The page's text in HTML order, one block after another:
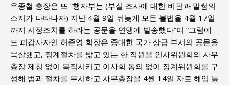
우종철 총장은 또 “행자부는 (부실 조사에 대한 비판과 말썽의
소지가 나타나자) 지난 4월 9일 뒤늦게 모든 불법을 4월 17일
까지 시정조치를 하라는 공문을 연맹에 발송했다”며 “그럼에
도 피감사자인 허준영 회장은 중대한 국가 상급 부서의 공문을
묵살했고, 징계절차를 밟고 있는 한 직원을 인사위원회와 사무
총장 제청 없이 복직시키고 이사회 동의 없이 징계위원회를 구
성해 법과 절차를 무시하고 사무총장을 4월 14일 자로 해임 통